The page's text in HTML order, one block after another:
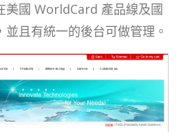
美國 WorldCard 產品線及國
並且有統一的後台可做管理。